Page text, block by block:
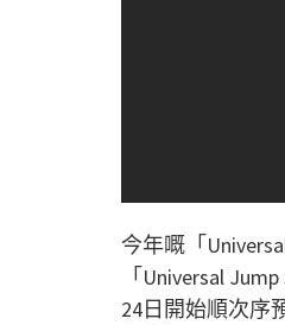
今年嘅「
「Universal
24日開始順次序